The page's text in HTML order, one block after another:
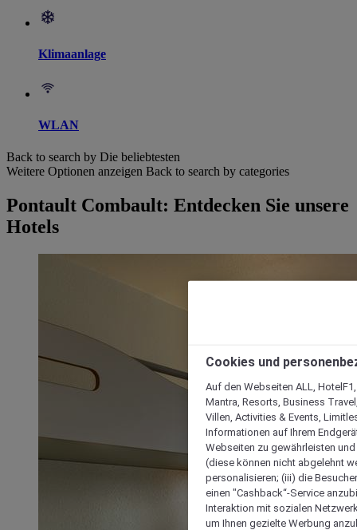
Klimaanlage
WLAN
Back to search by Die beliebtesten
Weitere Optionen anzeigen Back to search by categories
Pontault Combault: Entdecken Sie unsere
Hotels
Cookies und
Auf den Webseiten ALL,
Mantra, Resorts, Business
Villen, Activities & Events,
Informationen auf Ihrem
Webseiten zu gewährleisten
(diese können nicht abgelehnt
personalisieren; (iii) die
einen "Cashback“-Service
Interaktion mit sozialen
um Ihnen gezielte Werbung